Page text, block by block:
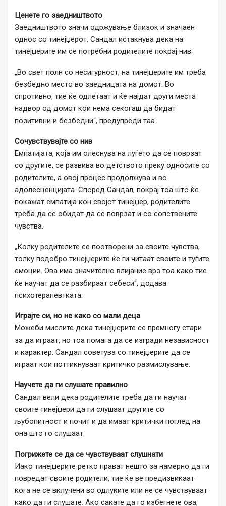
Ценете го заедништвото
Заедништвото значи одржување близок и значаен
однос со тинејџерот. Сандал истакнува дека на
тинејџерите им се потребни родителите покрај нив.
„Во свет полн со несигурност, на тинејџерите им треба
безбедно место во заедницата на домот. Во
спротивно, тие ќе одлетаат и ќе најдат други места
надвор од домот кои нема секогаш да бидат
позитивни и безбедни“, предупреди таа.
Сочувствувајте со нив
Емпатијата, која им олеснува на луѓето да се поврзат
со другите, се развива во детството преку односите со
родителите, а овој процес продолжува и во
адолесценцијата. Според Сандал, покрај тоа што ќе
покажат емпатија кон својот тинејџер, родителите
треба да се обидат да се поврзат и со сопствените
чувства.
„Колку родителите се поотворени за своите чувства,
толку подобро тинејџерите ќе ги читаат своите и туѓите
емоции. Ова има значително влијание врз тоа како тие
ќе научат да се разбираат себеси“, додава
психотерапевтката.
Играјте си, но не како со мали деца
Можеби мислите дека тинејџерите се премногу стари
за да играат, но тоа помага да се изгради независност
и карактер. Сандал советува со тинејџерите да се
играат кои поттикнуваат критичко размислување.
Научете да ги слушате правилно
Сандал вели дека родителите треба да ги научат
своите тинејџери да ги слушаат другите со
љубопитност и почит и да имаат критички поглед на
она што го слушаат.
Погрижете се да се чувствуваат слушнати
Иако тинејџерите ретко прават нешто за намерно да ги
повредат своите родители, тие ќе ве предизвикаат
кога не се вклучени во одлуките или не се чувствуваат
како да ги слушате. Ако сакате да го избегнете ова,